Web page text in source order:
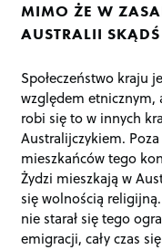
MIMO ŻE W
AUSTRALII
Społeczeństwo kraju
względem
robi się to w innych
Australijczykiem.
mieszkańców tego
Żydzi mieszkają w
się wolnością
nie starał się tego
emigracji, cały czas